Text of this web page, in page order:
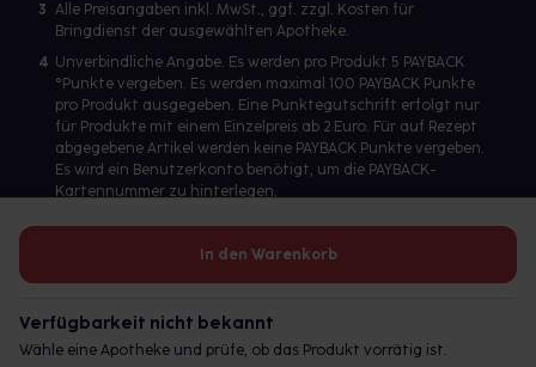
In den Warenkorb
Verfügbarkeit nicht bekannt
Wähle eine Apotheke und prüfe, ob das Produkt vorrätig ist.
3 Alle Preisangaben inkl. MwSt., ggf. zzgl. Kosten für
Bringdienst der ausgewählten Apotheke.
4 Unverbindliche Angabe. Es werden pro Produkt 5 PAYBACK
°Punkte vergeben. Es werden maximal 100 PAYBACK Punkte
pro Produkt ausgegeben. Eine Punktegutschrift erfolgt nur
für Produkte mit einem Einzelpreis ab 2 Euro. Für auf Rezept
abgegebene Artikel werden keine PAYBACK Punkte vergeben.
Es wird ein Benutzerkonto benötigt, um die PAYBACK-
Kartennummer zu hinterlegen.
Betreiber des Portals und verantwortlich: gesund.de GmbH &
© 2026 gesund.de GmbH & Co. KG